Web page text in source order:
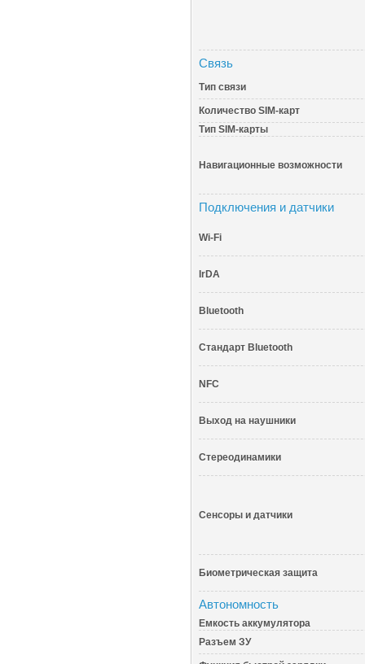
Связь
Тип связи
Количество SIM-карт
Тип SIM-карты
Навигационные возможности
Подключения и датчики
Wi-Fi
IrDA
Bluetooth
Стандарт Bluetooth
NFC
Выход на наушники
Стереодинамики
Сенсоры и датчики
Биометрическая защита
Автономность
Емкость аккумулятора
Разъем ЗУ